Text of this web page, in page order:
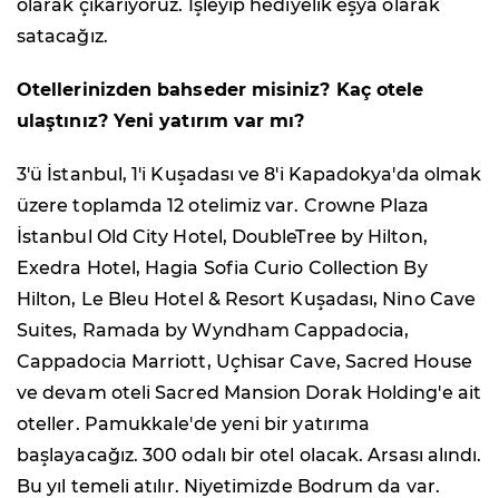
olarak çıkarıyoruz. İşleyip hediyelik eşya olarak
satacağız.
Otellerinizden bahseder misiniz? Kaç otele
ulaştınız? Yeni yatırım var mı?
3'ü İstanbul, 1'i Kuşadası ve 8'i Kapadokya'da olmak
üzere toplamda 12 otelimiz var. Crowne Plaza
İstanbul Old City Hotel, DoubleTree by Hilton,
Exedra Hotel, Hagia Sofia Curio Collection By
Hilton, Le Bleu Hotel & Resort Kuşadası, Nino Cave
Suites, Ramada by Wyndham Cappadocia,
Cappadocia Marriott, Uçhisar Cave, Sacred House
ve devam oteli Sacred Mansion Dorak Holding'e ait
oteller. Pamukkale'de yeni bir yatırıma
başlayacağız. 300 odalı bir otel olacak. Arsası alındı.
Bu yıl temeli atılır. Niyetimizde Bodrum da var.